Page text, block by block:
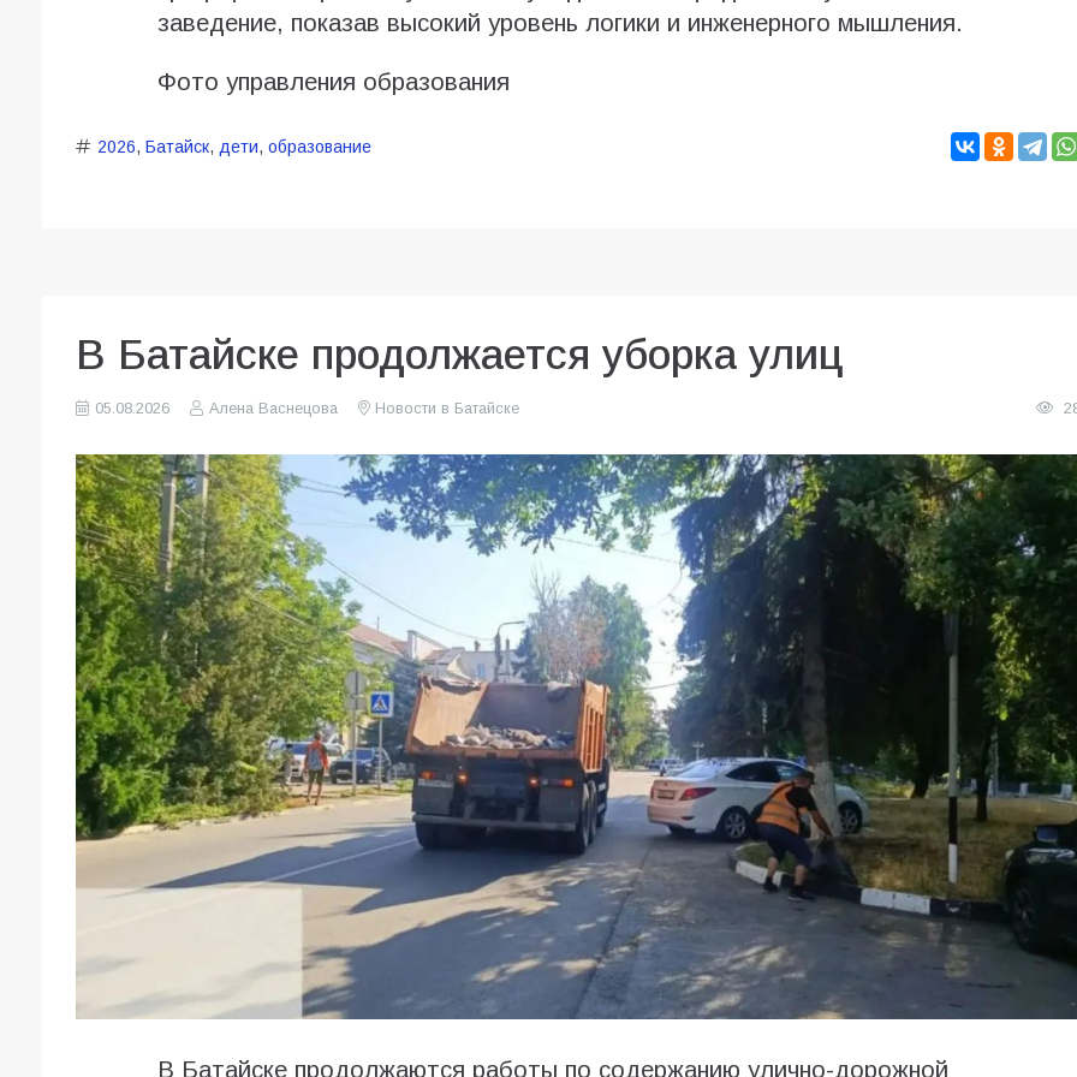
заведение, показав высокий уровень логики и инженерного мышления.
Фото управления образования
2026, Батайск, дети, образование
В Батайске продолжается уборка улиц
05.08.2026 Алена Васнецова Новости в Батайске
В Батайске продолжаются работы по содержанию улично-дорожной